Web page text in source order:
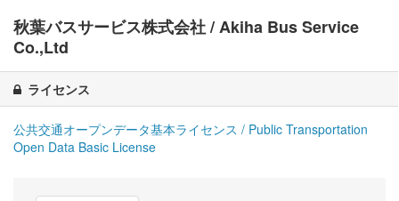
秋葉バスサービス株式会社 / Akiha Bus Service
Co.,Ltd
ライセンス
公共交通オープンデータ基本ライセンス / Public Transportation
Open Data Basic License